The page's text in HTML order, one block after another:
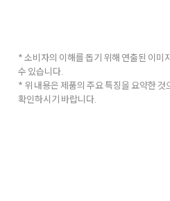
* 소비자의 이해를 돕기 위해 연출된 이미
수 있습니다.
* 위 내용은 제품의 주요 특징을 요약한
확인하시기 바랍니다.